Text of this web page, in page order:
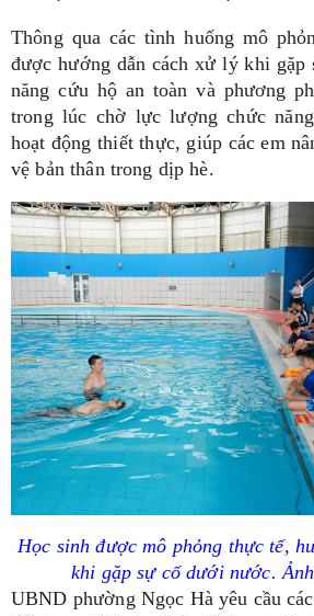
Thông qua các tình huống mô
được hướng dẫn cách xử lý khi
năng cứu hộ an toàn và phương
trong lúc chờ lực lượng chức
hoạt động thiết thực, giúp các em
vệ bản thân trong dịp hè.
Học sinh được mô phỏng thực tế,
khi gặp sự cố dưới nước.
UBND phường Ngọc Hà yêu cầu